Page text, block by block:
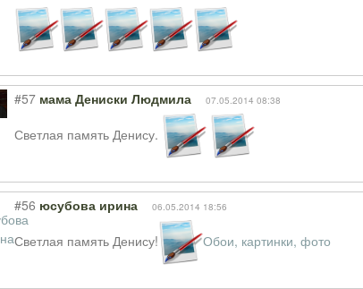
#57 мама Дениски Людмила 07.05.2014 08:38
Светлая память Денису.
#56 юсубова ирина 06.05.2014 18:56
Светлая память Денису! Обои, картинки, фото